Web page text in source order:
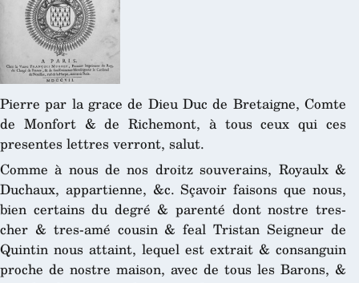
Pierre par la grace de Dieu Duc de Bretaigne, Comte
de Monfort & de Richemont, à tous ceux qui ces
presentes lettres verront, salut.
Comme à nous de nos droitz souverains, Royaulx &
Duchaux, appartienne, &c. Sçavoir faisons que nous,
bien certains du degré & parenté dont nostre tres-
cher & tres-amé cousin & feal Tristan Seigneur de
Quintin nous attaint, lequel est extrait & consanguin
proche de nostre maison, avec de tous les Barons, &